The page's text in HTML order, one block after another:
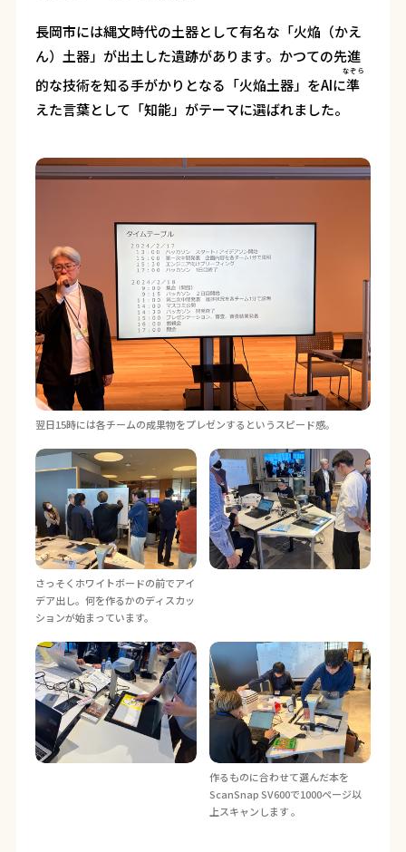
長岡市には縄文時代の土器として有名な「火焔（かえ
ん）土器」が出土した遺跡があります。かつての先進
的な技術を知る手がかりとなる「火焔土器」をAIに準
なぞら
えた言葉として「知能」がテーマに選ばれました。
翌日15時には各チームの成果物をプレゼンするというスピード感。
さっそくホワイトボードの前でアイ
デア出し。何を作るかのディスカッ
ションが始まっています。
作るものに合わせて選んだ本を
ScanSnap SV600で1000ページ以
上スキャンします 。